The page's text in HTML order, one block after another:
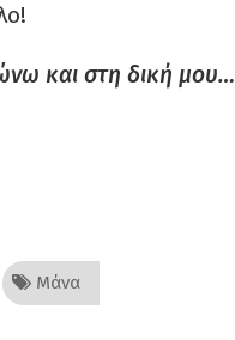
και στη δική μου…
Μάνα